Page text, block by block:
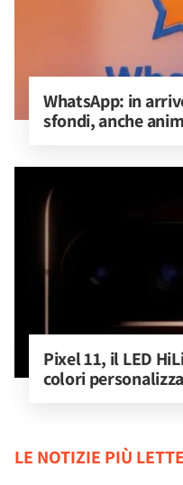
WhatsApp: in
sfondi, anche
Pixel 11, il LED
colori
LE NOTIZIE PIÙ LETTE